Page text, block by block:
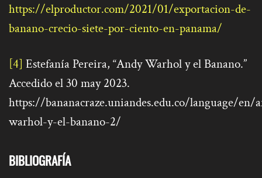
https://elproductor.com/2021/01/exportacion-de-
banano-crecio-siete-por-ciento-en-panama/
[4] Estefanía Pereira, “Andy Warhol y el Banano.”
Accedido el 30 may 2023.
https://bananacraze.uniandes.edu.co/language/en/
warhol-y-el-banano-2/
BIBLIOGRAFÍA